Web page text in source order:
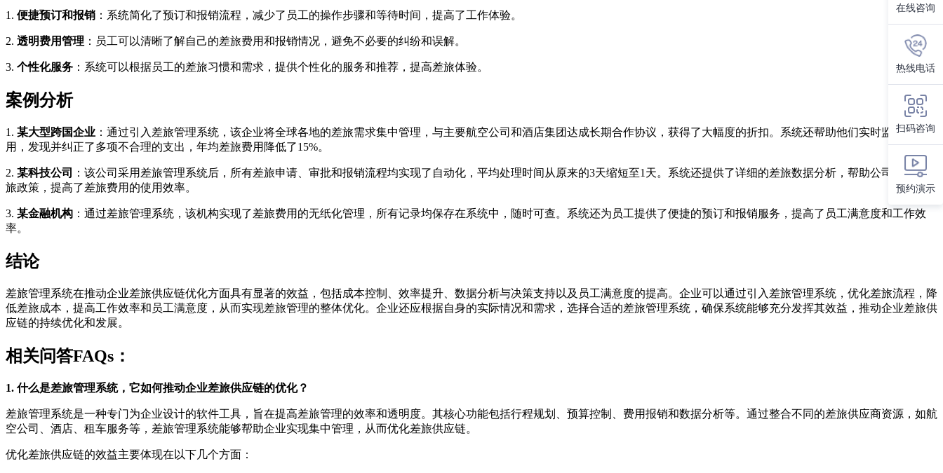
1. 便捷预订和报销 ：系统简化了预订和报销流程，减少了员工的操作步骤和等待时间，提高了工作体验。
2. 透明费用管理 ：员工可以清晰了解自己的差旅费用和报销情况，避免不必要的纠纷和误解。
3. 个性化服务 ：系统可以根据员工的差旅习惯和需求，提供个性化的服务和推荐，提高差旅体验。
案例分析
1. 某大型跨国企业 ：通过引入差旅管理系统，该企业将全球各地的差旅需求集中管理，与主要航空公司和酒店集团达成长期合作协议，获得了大幅度的折扣。系统还帮助他们实时监控差旅费
用，发现并纠正了多项不合理的支出，年均差旅费用降低了15%。
2. 某科技公司
：该公司采用差旅管理系统后，所有差旅申请、审批和报销流程均实现了自动化，平均处理时间从原来的3天缩短至1天。系统还提供了详细的差旅数据分析，帮助公司优化了差
旅政策，提高了差旅费用的使用效率。
3. 某金融机构 ：通过差旅管理系统，该机构实现了差旅费用的无纸化管理，所有记录均保存在系统中，随时可查。系统还为员工提供了便捷的预订和报销服务，提高了员工满意度和工作效
率。
结论
差旅管理系统在推动企业差旅供应链优化方面具有显著的效益，包括成本控制、效率提升、数据分析与决策支持以及员工满意度的提高。企业可以通过引入差旅管理系统，优化差旅流程，降
低差旅成本，提高工作效率和员工满意度，从而实现差旅管理的整体优化。企业还应根据自身的实际情况和需求，选择合适的差旅管理系统，确保系统能够充分发挥其效益，推动企业差旅供
应链的持续优化和发展。
相关问答FAQs：
1. 什么是差旅管理系统，它如何推动企业差旅供应链的优化？
差旅管理系统是一种专门为企业设计的软件工具，旨在提高差旅管理的效率和透明度。其核心功能包括行程规划、预算控制、费用报销和数据分析等。通过整合不同的差旅供应商资源，如航
空公司、酒店、租车服务等，差旅管理系统能够帮助企业实现集中管理，从而优化差旅供应链。
优化差旅供应链的效益主要体现在以下几个方面：
在线咨询
热线电话
扫码咨询
预约演示